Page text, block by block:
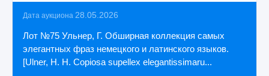
Дата аукциона 28.05.2026
Лот №75 Ульнер, Г. Обширная коллекция самых
элегантных фраз немецкого и латинского языков.
[Ulner, H. H. Copiosa supellex elegantissimaru...